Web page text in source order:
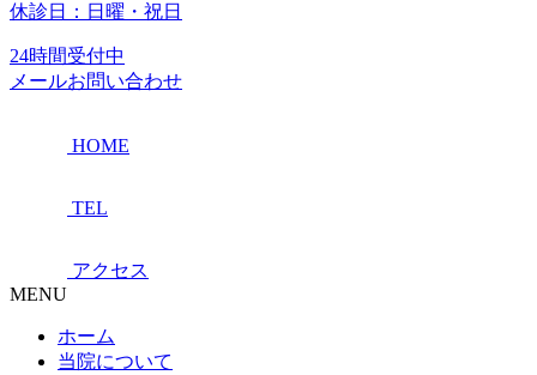
休診日：日曜・祝日
24時間受付中
メールお問い合わせ
HOME
TEL
アクセス
MENU
ホーム
当院について